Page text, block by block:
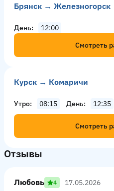
Брянск → Железногорск
День
12:00
Смотреть
Курск → Комаричи
Утро 08:15 День 12:35
Смотреть
Отзывы
Любовь 4 17.05.2026